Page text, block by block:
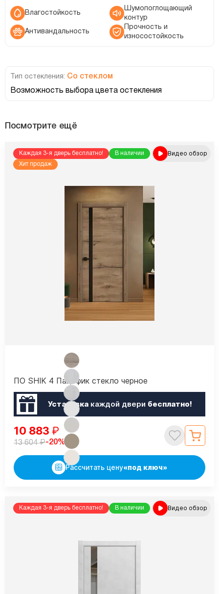
Влагостойкость
Шумопоглощающий
контур
Антивандальность
Прочность и
износостойкость
Тип остекления: Со стеклом
Возможность выбора цвета остекления
Посмотрите ещё
Каждая 3-я дверь бесплатно!
В наличии
Хит продаж
Видео обзор
ПО SHIK 4 Пацифик стекло черное
Установкакаждой двери бесплатно!
10 883 ₽
13 604₽-20%
Рассчитать цену«под ключ»
Каждая 3-я дверь бесплатно! В наличии Видео обзор